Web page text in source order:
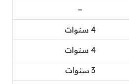
–
4 سنوات
4 سنوات
3 سنوات